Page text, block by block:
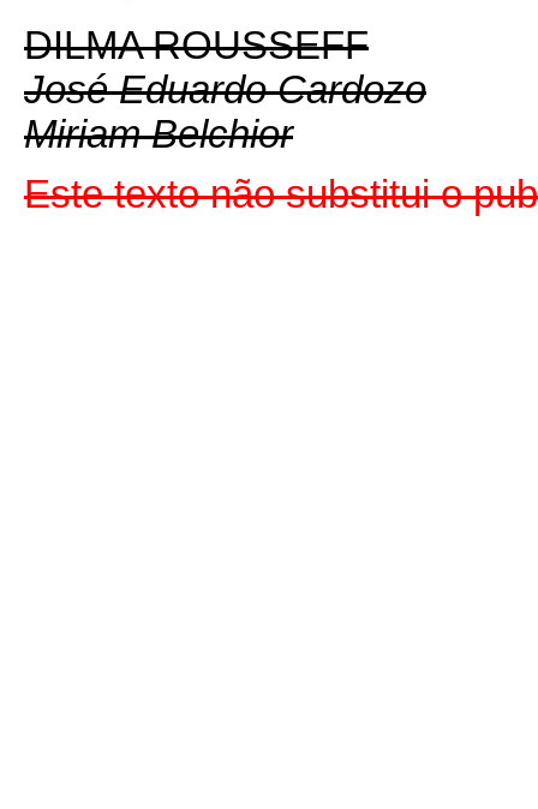
DILMA ROUSSEFF
José Eduardo Cardozo
Miriam Belchior
Este texto não substitui o